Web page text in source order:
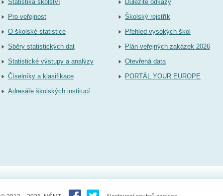
Statistika školství
Pro veřejnost
O školské statistice
Sběry statistických dat
Statistické výstupy a analýzy
Číselníky a klasifikace
Adresáře školských institucí
Důležité odkazy
Školský rejstřík
Přehled vysokých škol
Plán veřejných zakázek 2026
Otevřená data
PORTÁL YOUR EUROPE